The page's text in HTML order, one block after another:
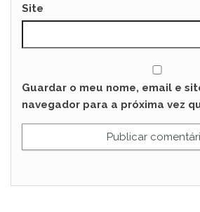
Site
Guardar o meu nome, email e
navegador para a próxima vez